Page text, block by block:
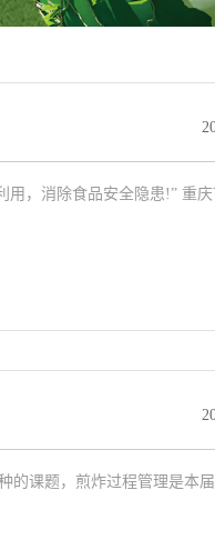
，消除食品安全隐患!” 重
的课题，煎炸过程管理是本